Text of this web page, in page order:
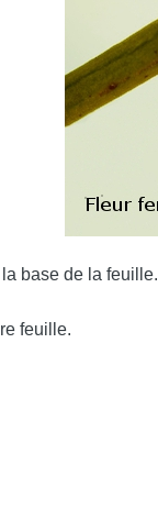
base de la feuille.
feuille.